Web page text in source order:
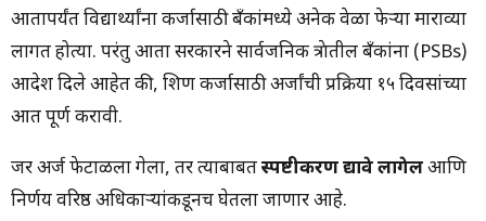
आतापर्यंत विद्यार्थ्यांना कर्जासाठी बँकांमध्ये अनेक वेळा फेऱ्या माराव्या
लागत होत्या. परंतु आता सरकारने सार्वजनिक क्षेत्रातील बँकांना (PSBs)
आदेश दिले आहेत की, शिक्षण कर्जासाठी अर्जांची प्रक्रिया १५ दिवसांच्या
आत पूर्ण करावी.
जर अर्ज फेटाळला गेला, तर त्याबाबतस्पष्टीकरण द्यावे लागेलआणि
निर्णय वरिष्ठ अधिकाऱ्यांकडूनच घेतला जाणार आहे.